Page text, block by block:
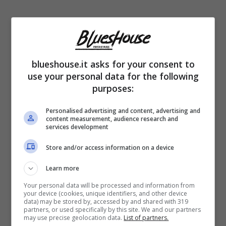
blueshouse.it asks for your consent to
use your personal data for the following
purposes:
Personalised advertising and content, advertising and
content measurement, audience research and
services development
Store and/or access information on a device
Learn more
Your personal data will be processed and information from
your device (cookies, unique identifiers, and other device
data) may be stored by, accessed by and shared with 319
partners, or used specifically by this site. We and our partners
may use precise geolocation data. List of partners.